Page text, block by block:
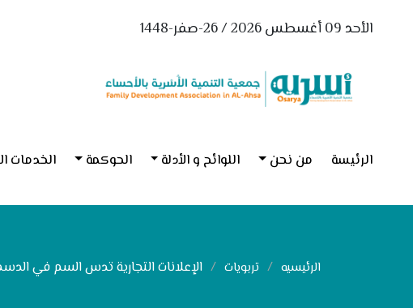
الأحد 09 أغسطس 2026 / 26-صفر-1448
الرئيسة من نحن اللوائح و الأدلة الحوكمة الخدمات
الرئيسيه تربويات الإعلانات التجارية تدس السم في